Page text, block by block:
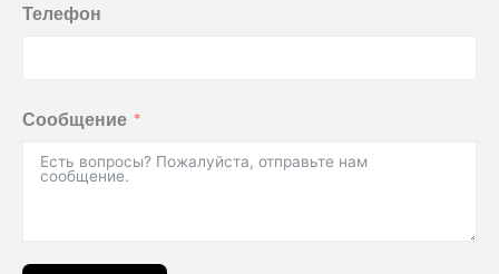
Телефон
Сообщение